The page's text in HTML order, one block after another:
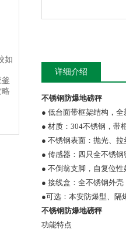
如
详细介绍
不锈钢防爆地磅秤
● 低台面带框架结构，
● 材质：304不锈钢，带
● 不锈钢表面：抛光、拉
● 传感器：四只全不锈
● 不倒翁支脚，自复位性
● 接线盒：全不锈钢外
●可选：本安防爆型、隔
不锈钢防爆地磅秤
功能特点